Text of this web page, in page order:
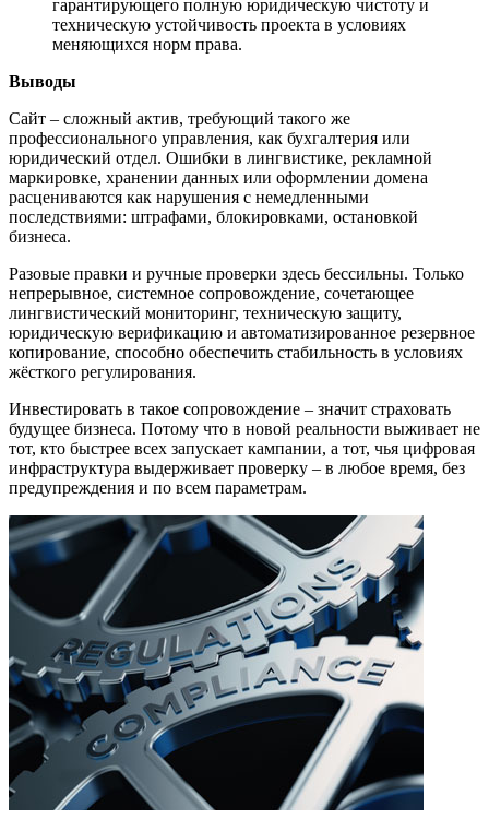
гарантирующего полную юридическую чистоту и
техническую устойчивость проекта в условиях
меняющихся норм права.
Выводы
Сайт – сложный актив, требующий такого же
профессионального управления, как бухгалтерия или
юридический отдел. Ошибки в лингвистике, рекламной
маркировке, хранении данных или оформлении домена
расцениваются как нарушения с немедленными
последствиями: штрафами, блокировками, остановкой
бизнеса.
Разовые правки и ручные проверки здесь бессильны. Только
непрерывное, системное сопровождение, сочетающее
лингвистический мониторинг, техническую защиту,
юридическую верификацию и автоматизированное резервное
копирование, способно обеспечить стабильность в условиях
жёсткого регулирования.
Инвестировать в такое сопровождение – значит страховать
будущее бизнеса. Потому что в новой реальности выживает не
тот, кто быстрее всех запускает кампании, а тот, чья цифровая
инфраструктура выдерживает проверку – в любое время, без
предупреждения и по всем параметрам.